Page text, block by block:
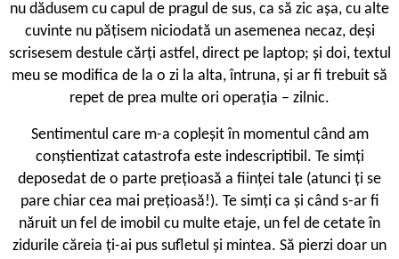
nu dădusem cu capul de pragul de sus, ca să zic așa, cu alte
cuvinte nu pățisem niciodată un asemenea necaz, deși
scrisesem destule cărți astfel, direct pe laptop; și doi, textul
meu se modifica de la o zi la alta, întruna, și ar fi trebuit să
repet de prea multe ori operația – zilnic.
Sentimentul care m-a copleșit în momentul când am
conștientizat catastrofa este indescriptibil. Te simți
deposedat de o parte prețioasă a ființei tale (atunci ți se
pare chiar cea mai prețioasă!). Te simți ca și când s-ar fi
năruit un fel de imobil cu multe etaje, un fel de cetate în
zidurile căreia ți-ai pus sufletul și mintea. Să pierzi doar un